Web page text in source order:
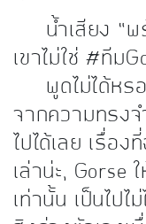
น้ำเสียง “พร้
เขาไม่ใช่ #ทีม
พูดไม่ได้หรอ
จากความทรงจ
ไปได้เลย เรื่อ
เล่าน่ะ, Gorse
เท่านั้น เป็นไปไ